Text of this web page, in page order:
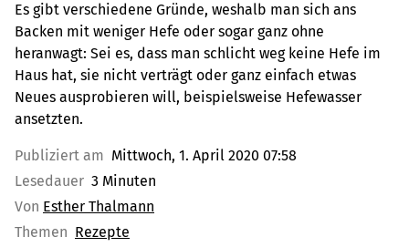
Es gibt verschiedene Gründe, weshalb man sich ans
Backen mit weniger Hefe oder sogar ganz ohne
heranwagt: Sei es, dass man schlicht weg keine Hefe im
Haus hat, sie nicht verträgt oder ganz einfach etwas
Neues ausprobieren will, beispielsweise Hefewasser
ansetzten.
Publiziert am Mittwoch, 1. April 2020 07:58
Lesedauer 3 Minuten
Von Esther Thalmann
Themen Rezepte